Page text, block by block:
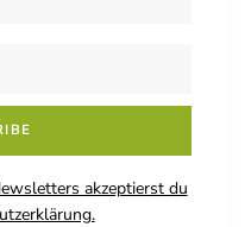
akzeptierst du